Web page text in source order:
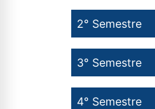
4° Semestre
3° Semestre
2° Semestre